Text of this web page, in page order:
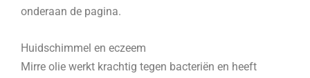
onderaan de pagina.
Huidschimmel en eczeem
Mirre olie werkt krachtig tegen bacteriën en heeft